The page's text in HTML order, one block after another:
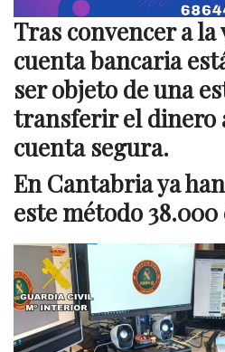
Tras convencer a
cuenta bancaria
ser objeto de una
transferir el dinero
cuenta segura.
En Cantabria ya
este método 38.000